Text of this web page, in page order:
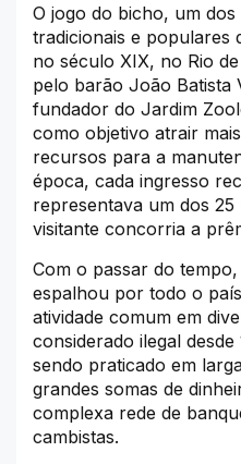
O jogo do bicho, um dos
tradicionais e populares
no século XIX, no Rio
pelo barão João Batista
fundador do Jardim
como objetivo atrair
recursos para a
época, cada ingresso
representava um dos
visitante concorria a
Com o passar do
espalhou por todo o
atividade comum em
considerado ilegal
sendo praticado em
grandes somas de
complexa rede de
cambistas.